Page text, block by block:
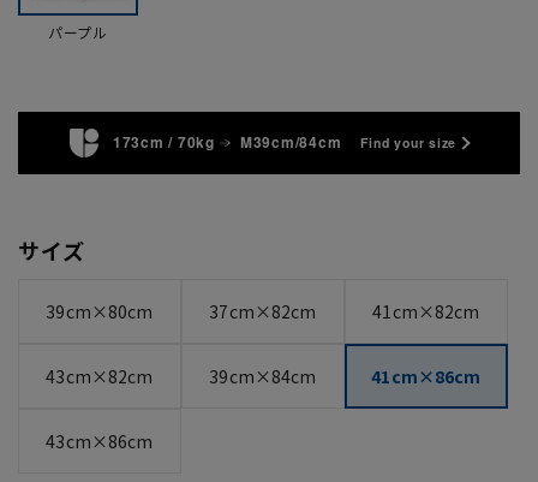
パープル
173cm / 70kg M39cm/84cm Find your size
サイズ
39cm×80cm 37cm×82cm 41cm×82cm
43cm×82cm 39cm×84cm 41cm×86cm
43cm×86cm